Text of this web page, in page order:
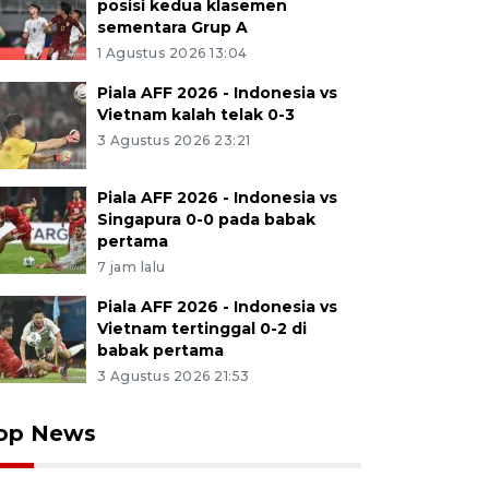
posisi kedua klasemen
sementara Grup A
1 Agustus 2026 13:04
Piala AFF 2026 - Indonesia vs
Vietnam kalah telak 0-3
3 Agustus 2026 23:21
Piala AFF 2026 - Indonesia vs
Singapura 0-0 pada babak
pertama
7 jam lalu
Piala AFF 2026 - Indonesia vs
Vietnam tertinggal 0-2 di
babak pertama
3 Agustus 2026 21:53
News